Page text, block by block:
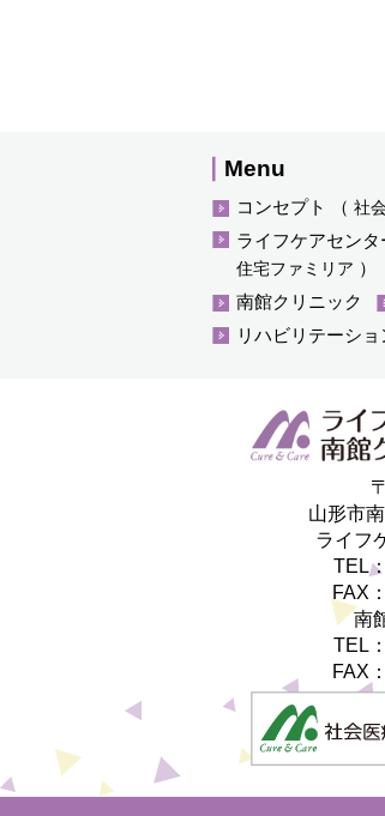
Menu
コンセプト （ 社
ライフケアセンタ
住宅ファミリア ）
南館クリニック
リハビリテーショ
山形市
ライフ
TEL
FAX
南
TEL
FAX